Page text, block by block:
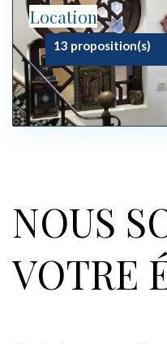
Location
13 proposition(s)
NOUS
VOTRE